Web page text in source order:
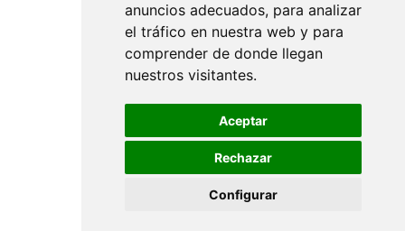
anuncios adecuados, para analizar
el tráfico en nuestra web y para
comprender de donde llegan
nuestros visitantes.
Aceptar
Rechazar
Configurar